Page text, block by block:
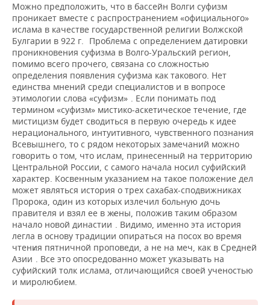
Можно предположить, что в бассейн Волги суфизм
проникает вместе с распространением «официального»
ислама в качестве государственной религии Волжской
Булгарии в 922 г.
1
Проблема с определением датировки
проникновения суфизма в Волго-Уральский регион,
помимо всего прочего, связана со сложностью
определения появления суфизма как такового. Нет
единства мнений среди специалистов и в вопросе
этимологии слова «суфизм»
2
. Если понимать под
термином «суфизм» мистико-аскетическое течение, где
мистицизм будет сводиться в первую очередь к идее
нерационального, интуитивного, чувственного познания
Всевышнего, то с рядом некоторых замечаний можно
говорить о том, что ислам, принесенный на территорию
Центральной России, с самого начала носил суфийский
характер. Косвенным указанием на такое положение дел
может являться история о трех сахабах-сподвижниках
Пророка, один из которых излечил больную дочь
правителя и взял ее в жены, положив таким образом
начало новой династии
3
. Видимо, именно эта история
легла в основу традиции опираться на посох во время
чтения пятничной проповеди, а не на меч, как в Средней
Азии
4
. Все это опосредованно может указывать на
суфийский толк ислама, отличающийся своей ученостью
и миролюбием.